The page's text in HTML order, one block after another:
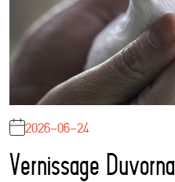
2026-06-24
Vernissage